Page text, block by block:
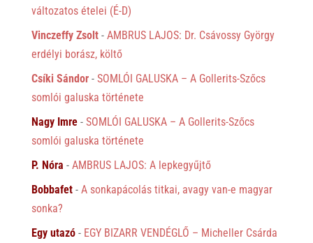
változatos ételei (É-D)
Vinczeffy Zsolt- AMBRUS LAJOS: Dr. Csávossy György
erdélyi borász, költő
Csíki Sándor- SOMLÓI GALUSKA – A Gollerits-Szőcs
somlói galuska története
Nagy Imre- SOMLÓI GALUSKA – A Gollerits-Szőcs
somlói galuska története
P. Nóra - AMBRUS LAJOS: A lepkegyűjtő
Bobbafet- A sonkapácolás titkai, avagy van-e magyar
sonka?
Egy utazó- EGY BIZARR VENDÉGLŐ – Micheller Csárda